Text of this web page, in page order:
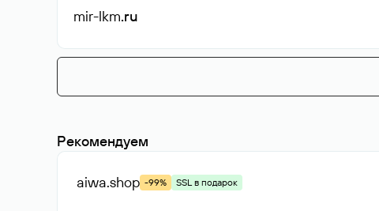
mir-lkm.ru
Рекомендуем
aiwa.shop -99% SSL в подарок